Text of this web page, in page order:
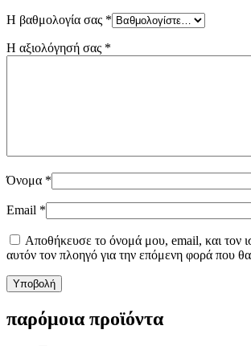
Η βαθμολογία σας *
Η αξιολόγησή σας *
Όνομα *
Email *
Αποθήκευσε το όνομά μου, email, και τον
αυτόν τον πλοηγό για την επόμενη φορά που
παρόμοια προϊόντα